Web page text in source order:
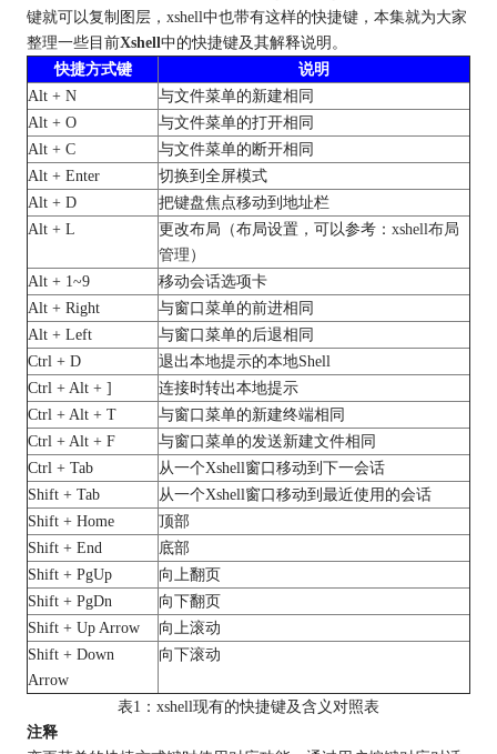
键就可以复制图层，xshell中也带有这样的快捷键，本集就为大家
整理一些目前Xshell中的快捷键及其解释说明。
快捷方式键
说明
Alt + N
与文件菜单的新建相同
Alt + O
与文件菜单的打开相同
Alt + C
与文件菜单的断开相同
Alt + Enter
切换到全屏模式
Alt + D
把键盘焦点移动到地址栏
Alt + L
更改布局（布局设置，可以参考： xshell布局
管理）
Alt + 1~9
移动会话选项卡
Alt + Right
与窗口菜单的前进相同
Alt + Left
与窗口菜单的后退相同
Ctrl + D
退出本地提示的本地Shell
Ctrl + Alt + ]
连接时转出本地提示
Ctrl + Alt + T
与窗口菜单的新建终端相同
Ctrl + Alt + F
与窗口菜单的发送新建文件相同
Ctrl + Tab
从一个Xshell窗口移动到下一会话
Shift + Tab
从一个Xshell窗口移动到最近使用的会话
Shift + Home
顶部
Shift + End
底部
Shift + PgUp
向上翻页
Shift + PgDn
向下翻页
Shift + Up Arrow
向上滚动
Shift + Down
Arrow
向下滚动
表1：xshell现有的快捷键及含义对照表
注释